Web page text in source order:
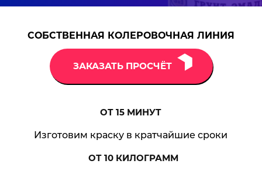
СОБСТВЕННАЯ КОЛЕРОВОЧНАЯ ЛИНИЯ
ЗАКАЗАТЬ ПРОСЧЁТ
ОТ 15 МИНУТ
Изготовим краску в кратчайшие сроки
ОТ 10КИЛОГРАММ